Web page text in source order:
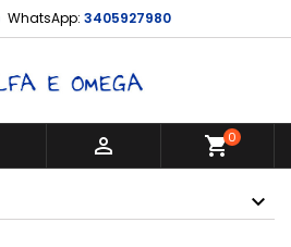
WhatsApp: 3405927980
 shopping_cart0